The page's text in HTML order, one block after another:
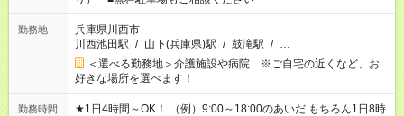
勤務地
兵庫県川西市
川西池田駅 / 山下(兵庫県)駅 / 鼓滝駅 / …
＜選べる勤務地＞介護施設や病院 ※ご自宅の近くなど、お
好きな場所を選べます！
勤務時間
★1日4時間～OK！ （例）9:00～18:00のあいだ もちろん1日8時